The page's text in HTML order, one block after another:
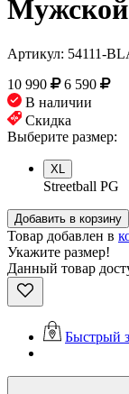
Мужской
Артикул: 54111-
10 990
6 590
В наличии
Скидка
Выберите размер:
XL
Streetball PG
Добавить в корзину
Товар добавлен в
Укажите размер!
Данный товар
Быстрый